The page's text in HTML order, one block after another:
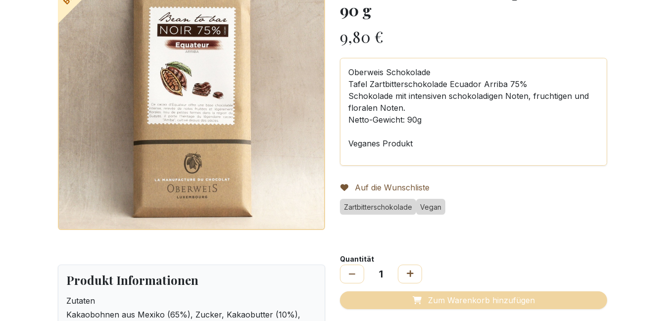
90 g
9,80 €
Oberweis Schokolade
Tafel Zartbitterschokolade Ecuador Arriba 75%
Schokolade mit intensiven schokoladigen Noten, fruchtigen und
floralen Noten.
Netto-Gewicht: 90g
Veganes Produkt
Auf die Wunschliste
Zartbitterschokolade Vegan
Produkt Informationen
Zutaten
Kakaobohnen aus Mexiko (65%), Zucker, Kakaobutter (10%),
Quantität
Zum Warenkorb hinzufügen